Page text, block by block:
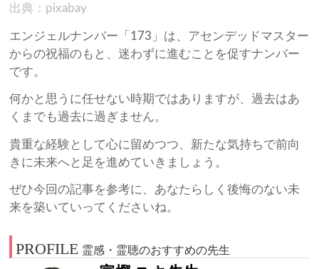
出典：pixabay
エンジェルナンバー「173」は、アセンデッドマスター
からの祝福のもと、迷わずに進むことを促すナンバー
です。
何かと思うに任せない時期ではありますが、過去はあ
くまでも過去に過ぎません。
貴重な経験として心に留めつつ、新たな気持ちで前向
きに未来へと足を進めていきましょう。
ぜひ今回の記事を参考に、あなたらしく後悔のない未
来を築いていってくださいね。
PROFILE 霊感・霊聴のおすすめの先生